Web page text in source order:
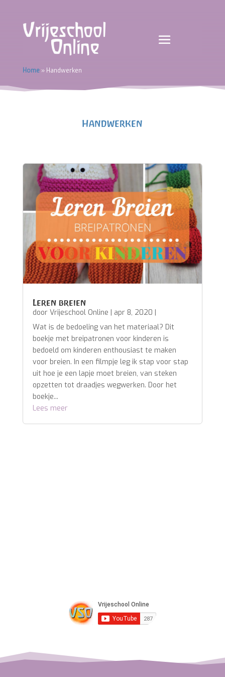
Home» Handwerken
Handwerken
Leren breien
door Vrijeschool Online | apr 8, 2020 |
Wat is de bedoeling van het materiaal? Dit
boekje met breipatronen voor kinderen is
bedoeld om kinderen enthousiast te maken
voor breien. In een filmpje leg ik stap voor stap
uit hoe je een lapje moet breien, van steken
opzetten tot draadjes wegwerken. Door het
boekje...
Lees meer